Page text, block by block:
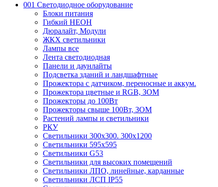
001 Светодиодное оборудование
Блоки питания
Гибкий НЕОН
Дюралайт, Модули
ЖКХ светильники
Лампы все
Лента светодиодная
Панели и даунлайты
Подсветка зданий и ландшафтные
Прожектора с датчиком, переносные и аккум.
Прожектора цветные и RGB, ЗОМ
Прожекторы до 100Вт
Прожекторы свыше 100Вт, ЗОМ
Растений лампы и светильники
РКУ
Светильники 300х300. 300х1200
Светильники 595х595
Светильники G53
Светильники для высоких помещений
Светильники ЛПО, линейные, карданные
Светильники ЛСП IP55